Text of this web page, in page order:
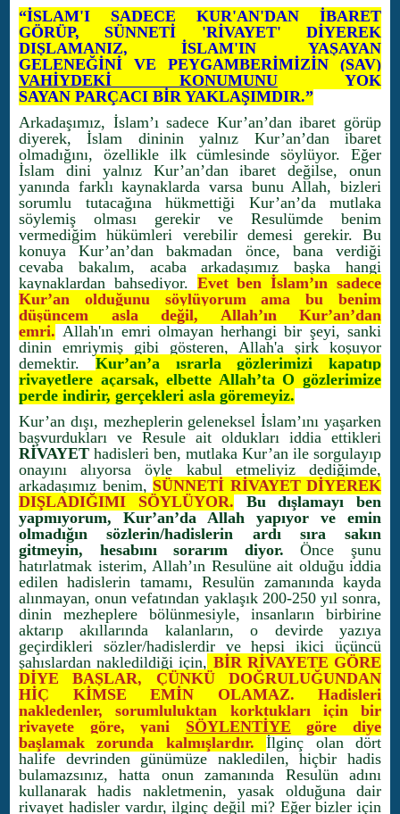
“İSLAM'I SADECE KUR'AN'DAN İBARET
GÖRÜP, SÜNNETİ 'RİVAYET' DİYEREK
DIŞLAMANIZ, İSLAM'IN YAŞAYAN
GELENEĞİNİ VE PEYGAMBERİMİZİN (SAV)
VAHİYDEKİ KONUMUNU YOK
SAYAN PARÇACI BİR YAKLAŞIMDIR.”
Arkadaşımız, İslam’ı sadece Kur’an’dan ibaret görüp
diyerek, İslam dininin yalnız Kur’an’dan ibaret
olmadığını, özellikle ilk cümlesinde söylüyor. Eğer
İslam dini yalnız Kur’an’dan ibaret değilse, onun
yanında farklı kaynaklarda varsa bunu Allah, bizleri
sorumlu tutacağına hükmettiği Kur’an’da mutlaka
söylemiş olması gerekir ve Resulümde benim
vermediğim hükümleri verebilir demesi gerekir. Bu
konuya Kur’an’dan bakmadan önce, bana verdiği
cevaba bakalım, acaba arkadaşımız başka hangi
kaynaklardan bahsediyor. Evet ben İslam’ın sadece
Kur’an olduğunu söylüyorum ama bu benim
düşüncem asla değil, Allah’ın Kur’an’dan
emri. Allah'ın emri olmayan herhangi bir şeyi, sanki
dinin emriymiş gibi gösteren, Allah'a şirk koşuyor
demektir. Kur’an’a ısrarla gözlerimizi kapatıp
rivayetlere açarsak, elbette Allah’ta O gözlerimize
perde indirir, gerçekleri asla göremeyiz.
Kur’an dışı, mezheplerin geleneksel İslam’ını yaşarken
başvurdukları ve Resule ait oldukları iddia ettikleri
RİVAYET hadisleri ben, mutlaka Kur’an ile sorgulayıp
onayını alıyorsa öyle kabul etmeliyiz dediğimde,
arkadaşımız benim, SÜNNETİ RİVAYET DİYEREK
DIŞLADIĞIMI SÖYLÜYOR. Bu dışlamayı ben
yapmıyorum, Kur’an’da Allah yapıyor ve emin
olmadığın sözlerin/hadislerin ardı sıra sakın
gitmeyin, hesabını sorarım diyor.Önce şunu
hatırlatmak isterim, Allah’ın Resulüne ait olduğu iddia
edilen hadislerin tamamı, Resulün zamanında kayda
alınmayan, onun vefatından yaklaşık 200-250 yıl sonra,
dinin mezheplere bölünmesiyle, insanların birbirine
aktarıp akıllarında kalanların, o devirde yazıya
geçirdikleri sözler/hadislerdir ve hepsi ikici üçüncü
şahıslardan nakledildiği için, BİR RİVAYETE GÖRE
DİYE BAŞLAR, ÇÜNKÜ DOĞRULUĞUNDAN
HİÇ KİMSE EMİN OLAMAZ. Hadisleri
nakledenler, sorumluluktan korktukları için bir
rivayete göre, yani SÖYLENTİYE göre diye
başlamak zorunda kalmışlardır.İlginç olan dört
halife devrinden günümüze nakledilen, hiçbir hadis
bulamazsınız, hatta onun zamanında Resulün adını
kullanarak hadis nakletmenin, yasak olduğuna dair
rivayet hadisler vardır, ilginç değil mi? Eğer bizler için